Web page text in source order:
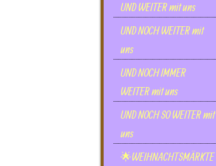
UND WEITER mit uns
UND NOCH WEITER mit
uns
UND NOCH IMMER
WEITER mit uns
UND NOCH SO WEITER mit
uns
🌟WEIHNACHTSMÄRKTE